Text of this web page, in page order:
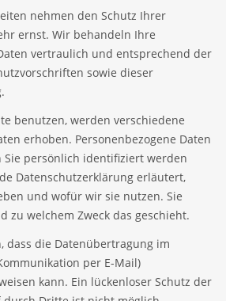
nehmen den Schutz Ihrer
ernst. Wir behandeln Ihre
vertraulich und entsprechend der
sowie dieser
benutzen, werden verschiedene
erhoben. Personenbezogene Daten
Sie persönlich identifiziert werden
Datenschutzerklärung erläutert,
und wofür wir sie nutzen. Sie
zu welchem Zweck das geschieht.
dass die Datenübertragung im
per E-Mail)
kann. Ein lückenloser Schutz der